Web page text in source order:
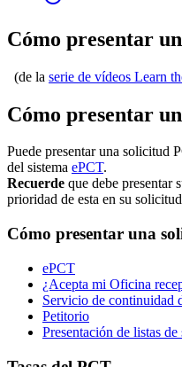
Cómo presentar
(de la​​​​​​​ serie de vídeos Learn
Cómo presentar
Puede presentar una solicitud
del sistema ePCT.
Recuerde que debe presentar
prioridad de esta en su
Cómo presentar una
ePCT
¿Acepta mi Oficina
Servicio de continuidad
Petitorio
Presentación de listas